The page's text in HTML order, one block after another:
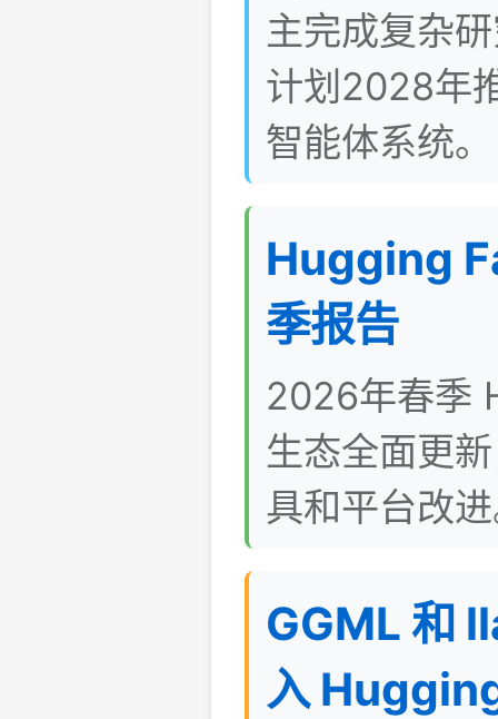
主完成复杂
计划2028年
智能体系统。
Hugging
季报告
2026年春季
生态全面更
具和平台改
GGML 和
入